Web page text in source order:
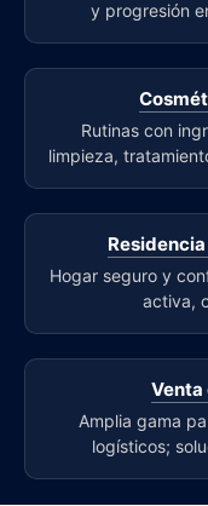
y progresión
Rutinas con
limpieza,
Hogar seguro y
activa,
Venta
Amplia gama
logísticos;